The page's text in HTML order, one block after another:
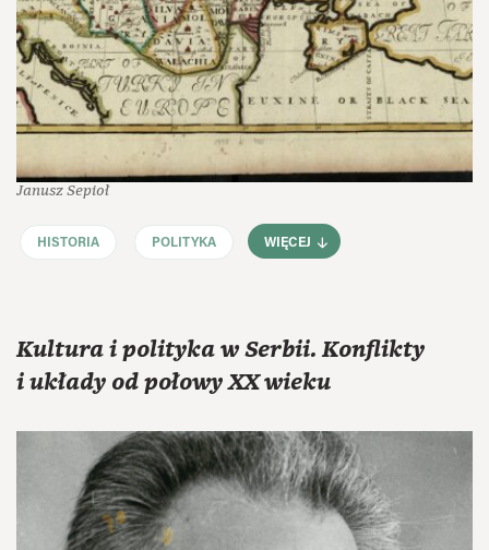
Janusz Sepioł
HISTORIA POLITYKA WIĘCEJ
Kultura i polityka w Serbii. Konflikty
i układy od połowy XX wieku